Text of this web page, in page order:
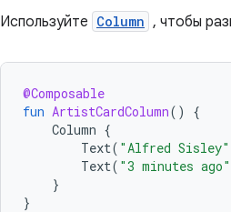
Используйте Column , чтобы
@Composable
fun ArtistCardColumn()
{
Column {
Text( "Alfred Sisley"
Text( "3 minutes ago"
}
}